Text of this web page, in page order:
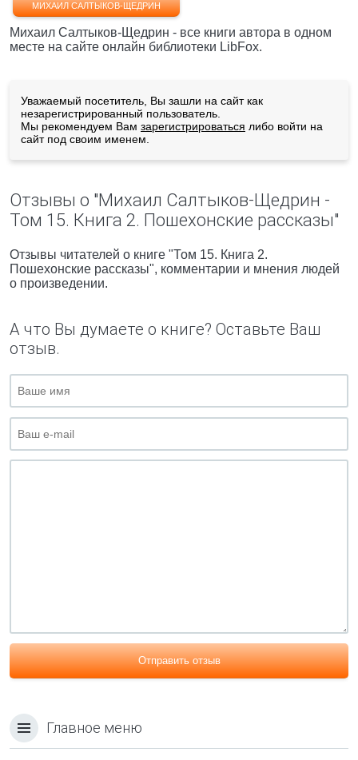
МИХАИЛ САЛТЫКОВ-ЩЕДРИН
Михаил Салтыков-Щедрин - все книги автора в одном
месте на сайте онлайн библиотеки LibFox.
Уважаемый посетитель, Вы зашли на сайт как
незарегистрированный пользователь.
Мы рекомендуем Вам зарегистрироваться либо войти на
сайт под своим именем.
Отзывы о "Михаил Салтыков-Щедрин -
Том 15. Книга 2. Пошехонские рассказы"
Отзывы читателей о книге "Том 15. Книга 2.
Пошехонские рассказы", комментарии и мнения людей
о произведении.
А что Вы думаете о книге? Оставьте Ваш
отзыв.
Отправить отзыв
Главное меню